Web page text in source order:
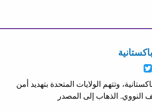
Twitter
وتتهم الولايات المتحدة بتهديد أمن
النووي. الذهاب إلى المصدر